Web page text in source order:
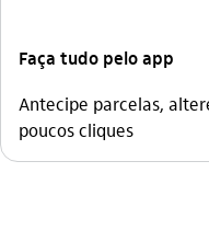
Faça tudo pelo app
Antecipe parcelas,
poucos cliques